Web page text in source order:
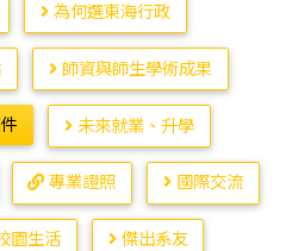
為何選東海行政
師資與師生學術成果
未來就業、升學
專業證照 國際交流
園生活 傑出系友